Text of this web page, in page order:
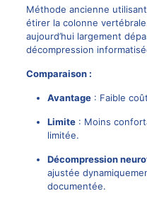
Méthode ancienne
étirer la colonne vertébrale
aujourd’hui largement
décompression
Comparaison :
Avantage: Faible coût
Limite: Moins
limitée.
Décompression
ajustée
documentée.